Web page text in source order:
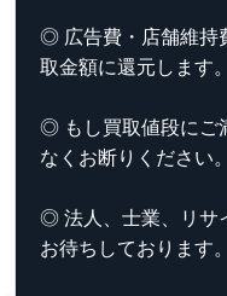
◎ 広告費・店舗維持
取金額に還元します。
◎ もし買取値段にご
なくお断りください。
◎ 法人、士業、リサ
お待ちしております。